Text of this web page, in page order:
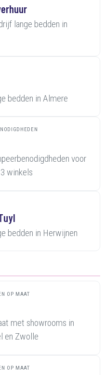
lange bedden in
bedden in Almere
voor
winkels
bedden in Herwijnen
OP MAAT
met showrooms in
en Zwolle
OP MAAT